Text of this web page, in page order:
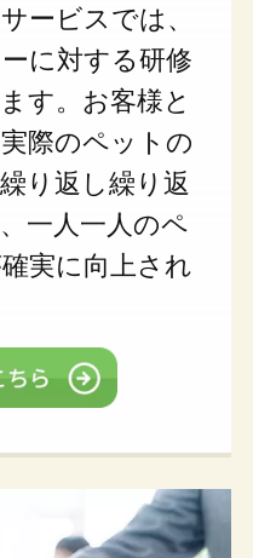
ービスでは、
に対する研修
す。お客様と
際のペットの
り返し繰り返
一人一人のペ
実に向上され